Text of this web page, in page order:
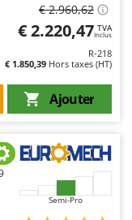
€ 2.960,62
€ 2.220,47 TVA
Inclus
R-218
€ 1.850,39 Hors taxes (HT)
Ajouter
Semi-Pro